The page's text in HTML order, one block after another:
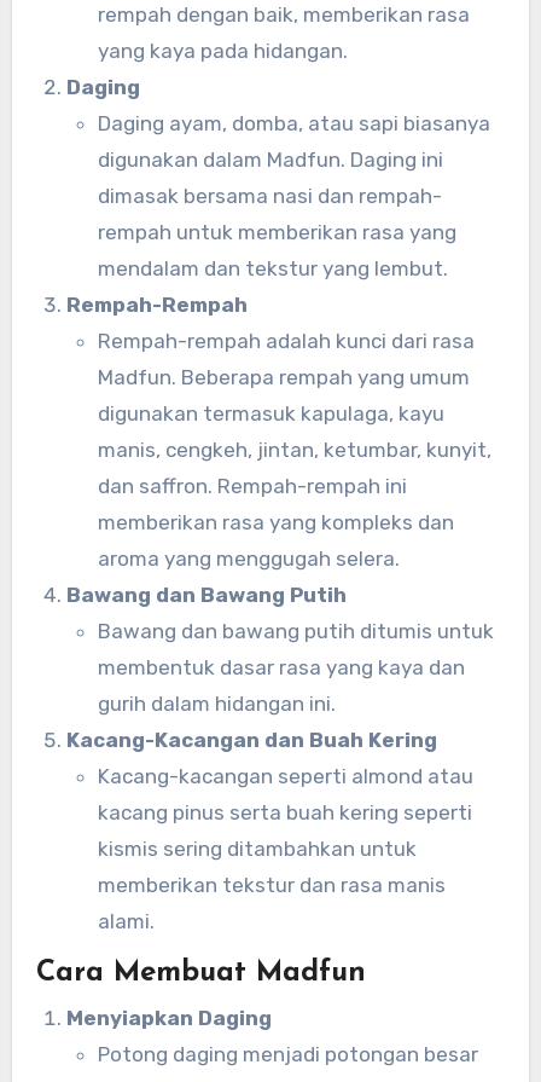
rempah dengan baik, memberikan rasa
yang kaya pada hidangan.
Daging
Daging ayam, domba, atau sapi biasanya
digunakan dalam Madfun. Daging ini
dimasak bersama nasi dan rempah-
rempah untuk memberikan rasa yang
mendalam dan tekstur yang lembut.
Rempah-Rempah
Rempah-rempah adalah kunci dari rasa
Madfun. Beberapa rempah yang umum
digunakan termasuk kapulaga, kayu
manis, cengkeh, jintan, ketumbar, kunyit,
dan saffron. Rempah-rempah ini
memberikan rasa yang kompleks dan
aroma yang menggugah selera.
Bawang dan Bawang Putih
Bawang dan bawang putih ditumis untuk
membentuk dasar rasa yang kaya dan
gurih dalam hidangan ini.
Kacang-Kacangan dan Buah Kering
Kacang-kacangan seperti almond atau
kacang pinus serta buah kering seperti
kismis sering ditambahkan untuk
memberikan tekstur dan rasa manis
alami.
Cara Membuat Madfun
Menyiapkan Daging
Potong daging menjadi potongan besar